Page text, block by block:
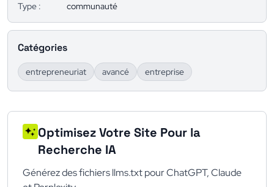
Type :
communauté
Catégories
entrepreneuriat avancé entreprise
Optimisez Votre Site Pour la
Recherche IA
Générez des fichiers llms.txt pour ChatGPT, Claude